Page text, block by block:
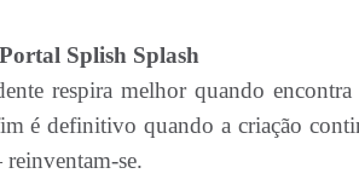
Splish Splash
respira melhor quando
é definitivo quando a criação
se.